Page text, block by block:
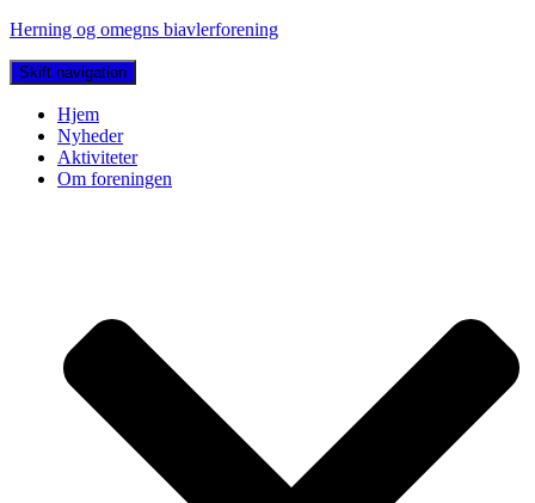
Herning og omegns biavlerforening
Skift navigation
Hjem
Nyheder
Aktiviteter
Om foreningen